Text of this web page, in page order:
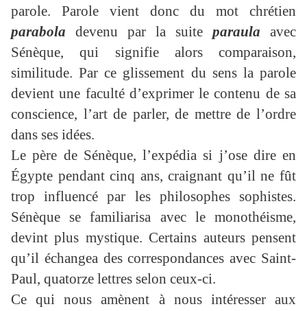
parole. Parole vient donc du mot chrétien
parabola devenu par la suite paraula avec
Sénèque, qui signifie alors comparaison,
similitude. Par ce glissement du sens la parole
devient une faculté d’exprimer le contenu de sa
conscience, l’art de parler, de mettre de l’ordre
dans ses idées.
Le père de Sénèque, l’expédia si j’ose dire en
Égypte pendant cinq ans, craignant qu’il ne fût
trop influencé par les philosophes sophistes.
Sénèque se familiarisa avec le monothéisme,
devint plus mystique. Certains auteurs pensent
qu’il échangea des correspondances avec Saint-
Paul, quatorze lettres selon ceux-ci.
Ce qui nous amènent à nous intéresser aux